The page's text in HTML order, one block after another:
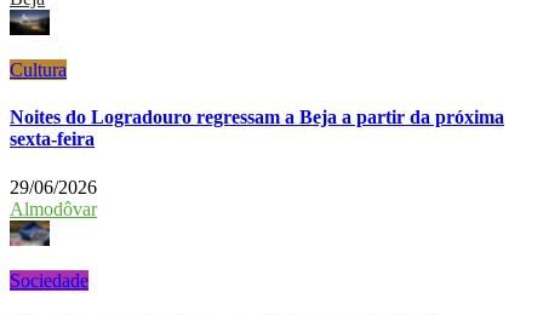
Cultura
Noites do Logradouro regressam a Beja a partir da próxima
sexta-feira
29/06/2026
Almodôvar
Sociedade